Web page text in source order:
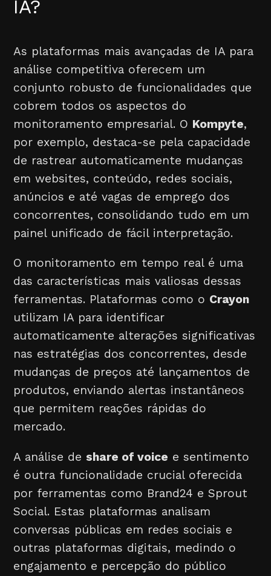
IA?
As plataformas mais avançadas de IA para
análise competitiva oferecem um
conjunto robusto de funcionalidades que
cobrem todos os aspectos do
monitoramento empresarial. O Kompyte,
por exemplo, destaca-se pela capacidade
de rastrear automaticamente mudanças
em websites, conteúdo, redes sociais,
anúncios e até vagas de emprego dos
concorrentes, consolidando tudo em um
painel unificado de fácil interpretação.
O monitoramento em tempo real é uma
das características mais valiosas dessas
ferramentas. Plataformas como o Crayon
utilizam IA para identificar
automaticamente alterações significativas
nas estratégias dos concorrentes, desde
mudanças de preços até lançamentos de
produtos, enviando alertas instantâneos
que permitem reações rápidas do
mercado.
A análise de share of voice e sentimento
é outra funcionalidade crucial oferecida
por ferramentas como Brand24 e Sprout
Social. Estas plataformas analisam
conversas públicas em redes sociais e
outras plataformas digitais, medindo o
engajamento e percepção do público